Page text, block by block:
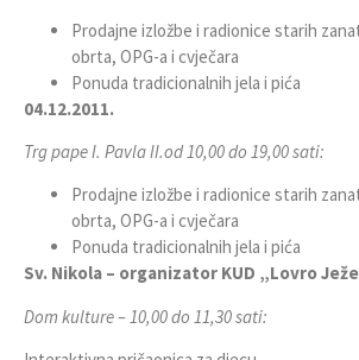
Prodajne izložbe i radionice starih
obrta, OPG-a i cvječara
Ponuda tradicionalnih jela i pića
04.12.2011.
Trg pape I. Pavla II.od 10,00 do 19,00 sati:
Prodajne izložbe i radionice starih
obrta, OPG-a i cvječara
Ponuda tradicionalnih jela i pića
Sv. Nikola – organizator KUD „Lovro
Dom kulture – 10,00 do 11,30 sati: